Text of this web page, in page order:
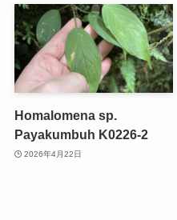
Homalomena sp.
Payakumbuh K0226-2
2026年4月22日